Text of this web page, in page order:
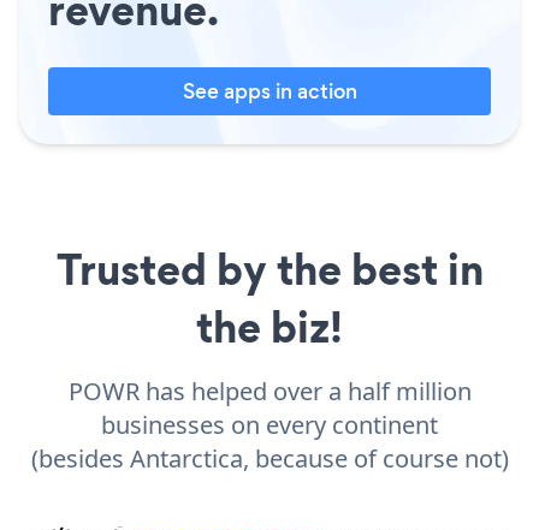
See apps in action
Trusted by the best in
the biz!
POWR has helped over a half million
businesses on every continent
(besides Antarctica, because of course not)